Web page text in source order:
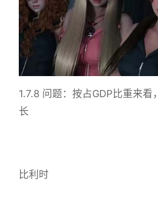
1.7.8 问题：按占GDP比重来看
长
比利时